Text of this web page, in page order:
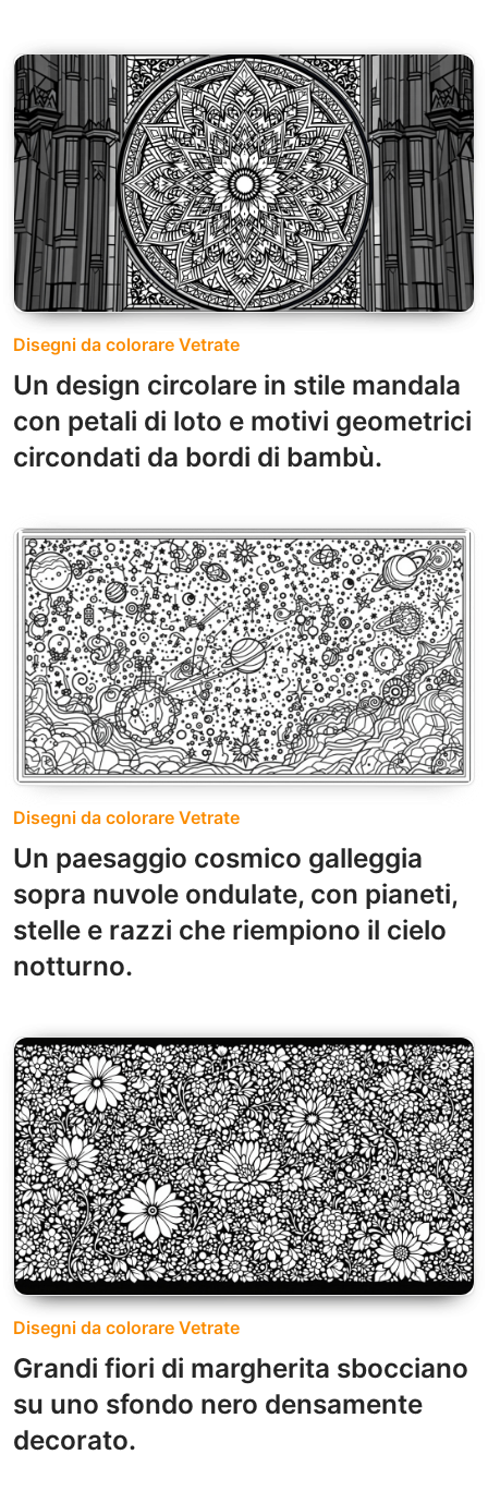
Disegni da colorare Vetrate
Un design circolare in stile mandala
con petali di loto e motivi geometrici
circondati da bordi di bambù.
Disegni da colorare Vetrate
Un paesaggio cosmico galleggia
sopra nuvole ondulate, con pianeti,
stelle e razzi che riempiono il cielo
notturno.
Disegni da colorare Vetrate
Grandi fiori di margherita sbocciano
su uno sfondo nero densamente
decorato.